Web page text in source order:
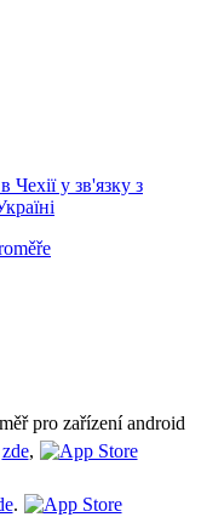
Чехії у зв'язку з
pro zařízení android
zde,
.